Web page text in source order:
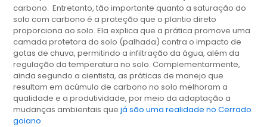
carbono. Entretanto, tão importante quanto a saturação do
solo com carbono é a proteção que o plantio direto
proporciona ao solo. Ela explica que a prática promove uma
camada protetora do solo (palhada) contra o impacto de
gotas de chuva, permitindo a infiltração da água, além da
regulação da temperatura no solo. Complementarmente,
ainda segundo a cientista, as práticas de manejo que
resultam em acúmulo de carbono no solo melhoram a
qualidade e a produtividade, por meio da adaptação a
mudanças ambientais quejá são uma realidade no Cerrado
goiano.